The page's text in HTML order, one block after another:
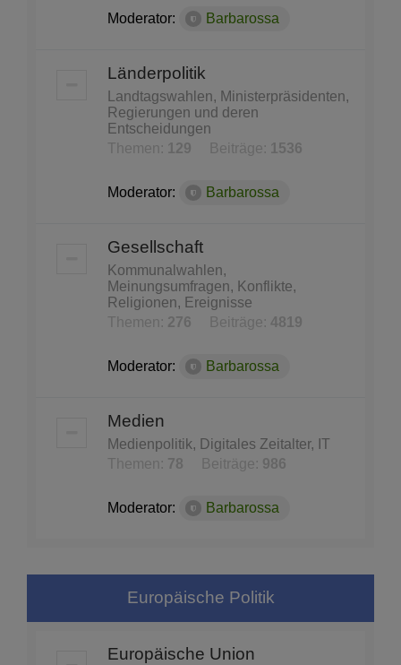
Moderator: Barbarossa
Länderpolitik
Landtagswahlen, Ministerpräsidenten,
Regierungen und deren
Entscheidungen
Themen:
129 Beiträge: 1536
Moderator: Barbarossa
Gesellschaft
Kommunalwahlen,
Meinungsumfragen, Konflikte,
Religionen, Ereignisse
Themen: 276 Beiträge: 4819
Moderator: Barbarossa
Medien
Medienpolitik, Digitales Zeitalter, IT
Themen: 78 Beiträge: 986
Moderator: Barbarossa
Europäische Politik
Europäische Union